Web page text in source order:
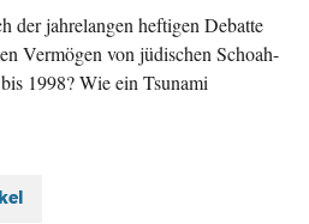
der jahrelangen heftigen Debatte
Vermögen von jüdischen Schoah-
1998? Wie ein Tsunami